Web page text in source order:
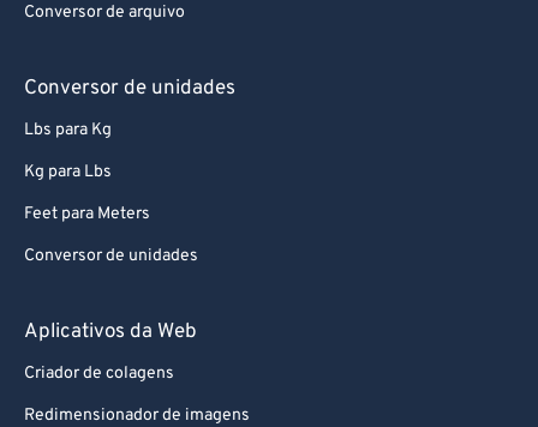
Conversor de arquivo
Conversor de unidades
Lbs para Kg
Kg para Lbs
Feet para Meters
Conversor de unidades
Aplicativos da Web
Criador de colagens
Redimensionador de imagens